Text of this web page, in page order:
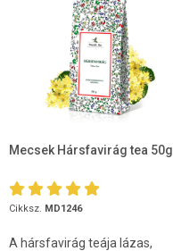
Mecsek Hársfavirág tea 50g
Cikksz. MD1246
A hársfavirág teája lázas,